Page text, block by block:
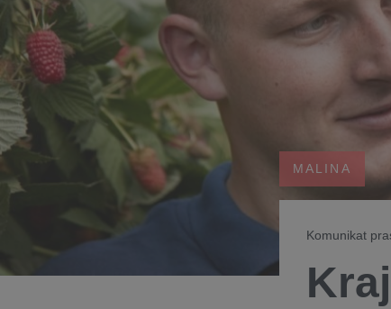
MALINA
Komunikat